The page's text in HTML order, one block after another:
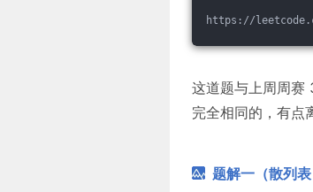
https://
这道题与上周周赛
完全相同的，有点
题解一（散列表